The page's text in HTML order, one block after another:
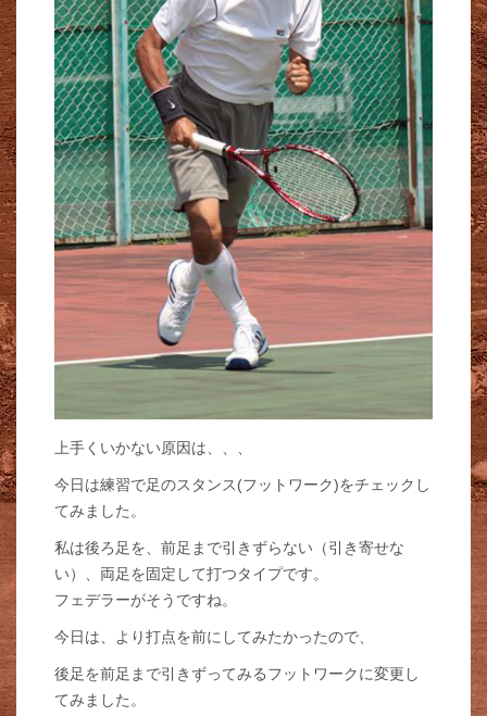
上手くいかない原因は、、、
今日は練習で足のスタンス(フットワーク)をチェックし
てみました。
私は後ろ足を、前足まで引きずらない（引き寄せな
い）、両足を固定して打つタイプです。
フェデラーがそうですね。
今日は、より打点を前にしてみたかったので、
後足を前足まで引きずってみるフットワークに変更し
てみました。